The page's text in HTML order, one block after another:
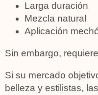
Larga duración
Mezcla natural
Aplicación
Sin embargo,
Si su mercado
belleza y estilistas,